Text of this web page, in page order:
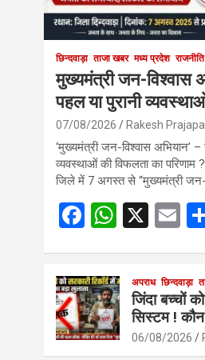
छिन्दवाड़ा ताजा खबर मध्य प्रदेश राजनीति
मुख्यमंत्री जन-विश्वास
पहल या पुरानी
07/08/2026 Rakesh
‘मुख्यमंत्री जन-विश्वास अभियान’
व्यवस्थाओं की विफलता का परिणाम
जिले में 7 अगस्त से “मुख्यमंत्री जन-
F
b
o
o
W
s
A
p
X
E
अपराध छिन्दवाड़ा
जिंदा बच्चों
सिस्टम ! कौन
06/08/2026